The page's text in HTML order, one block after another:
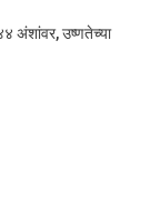
अंशांवर, उष्णतेच्या